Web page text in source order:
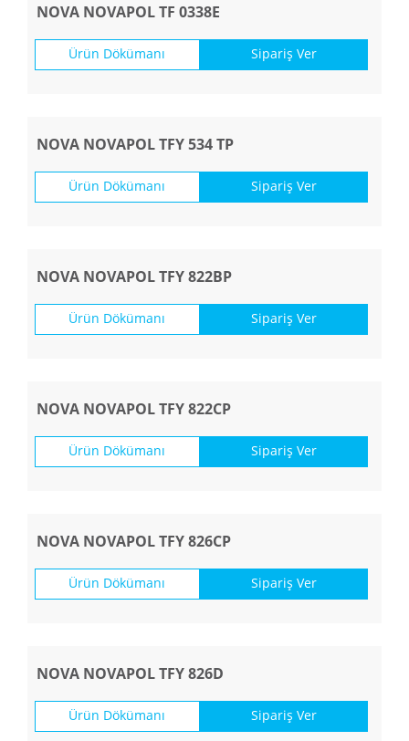
NOVA NOVAPOL TF 0338E
Ürün Dökümanı Sipariş Ver
NOVA NOVAPOL TFY 534 TP
Ürün Dökümanı Sipariş Ver
NOVA NOVAPOL TFY 822BP
Ürün Dökümanı Sipariş Ver
NOVA NOVAPOL TFY 822CP
Ürün Dökümanı Sipariş Ver
NOVA NOVAPOL TFY 826CP
Ürün Dökümanı Sipariş Ver
NOVA NOVAPOL TFY 826D
Ürün Dökümanı Sipariş Ver